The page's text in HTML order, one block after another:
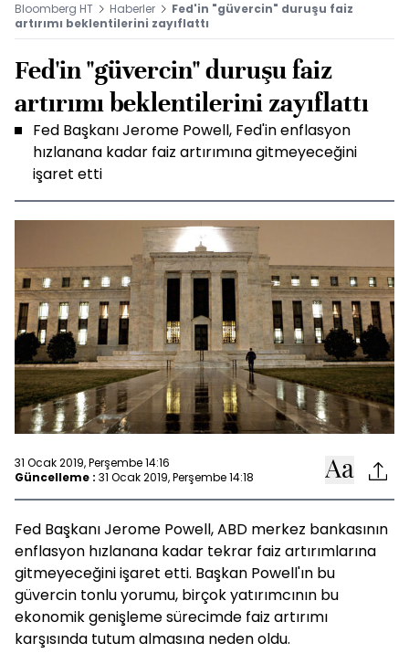
Bloomberg HT Haberler
Fed'in "güvercin" duruşu faiz
artırımı beklentilerini zayıflattı
Fed'in "güvercin" duruşu faiz
artırımı beklentilerini zayıflattı
Fed Başkanı Jerome Powell, Fed'in enflasyon
hızlanana kadar faiz artırımına gitmeyeceğini
işaret etti
31 Ocak 2019, Perşembe 14:16
Güncelleme : 31 Ocak 2019, Perşembe 14:18
Fed Başkanı Jerome Powell, ABD merkez bankasının
enflasyon hızlanana kadar tekrar faiz artırımlarına
gitmeyeceğini işaret etti. Başkan Powell'ın bu
güvercin tonlu yorumu, birçok yatırımcının bu
ekonomik genişleme sürecimde faiz artırımı
karşısında tutum almasına neden oldu.